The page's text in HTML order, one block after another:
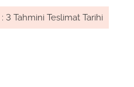
: 3 Tahmini Teslimat Tarihi